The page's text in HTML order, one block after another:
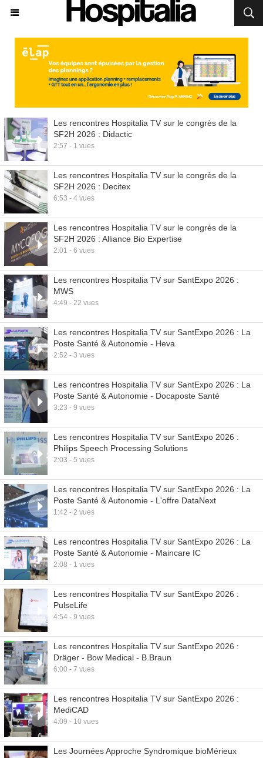
Les rencontres Hospitalia TV sur le congrès de la
SF2H 2026 : Didactic
2:57 - 1 vues
Les rencontres Hospitalia TV sur le congrès de la
SF2H 2026 : Decitex
6:53 - 4 vues
Les rencontres Hospitalia TV sur le congrès de la
SF2H 2026 : Alliance Bio Expertise
2:01 - 6 vues
Les rencontres Hospitalia TV sur SantExpo 2026 :
MWS
4:49 - 22 vues
Les rencontres Hospitalia TV sur SantExpo 2026 : La
Poste Santé & Autonomie - Heva
2:52 - 3 vues
Les rencontres Hospitalia TV sur SantExpo 2026 : La
Poste Santé & Autonomie - Docaposte Santé
3:23 - 9 vues
Les rencontres Hospitalia TV sur SantExpo 2026 :
Philips Speech Processing Solutions
2:03 - 5 vues
Les rencontres Hospitalia TV sur SantExpo 2026 : La
Poste Santé & Autonomie - L'offre DataNext
1:42 - 2 vues
Les rencontres Hospitalia TV sur SantExpo 2026 : La
Poste Santé & Autonomie - Maincare IC
2:08 - 1 vues
Les rencontres Hospitalia TV sur SantExpo 2026 :
PulseLife
4:54 - 9 vues
Les rencontres Hospitalia TV sur SantExpo 2026 :
Dräger - Bow Medical - B.Braun
6:00 - 7 vues
Les rencontres Hospitalia TV sur SantExpo 2026 :
MediCAD
4:09 - 10 vues
Les Journées Approche Syndromique bioMérieux